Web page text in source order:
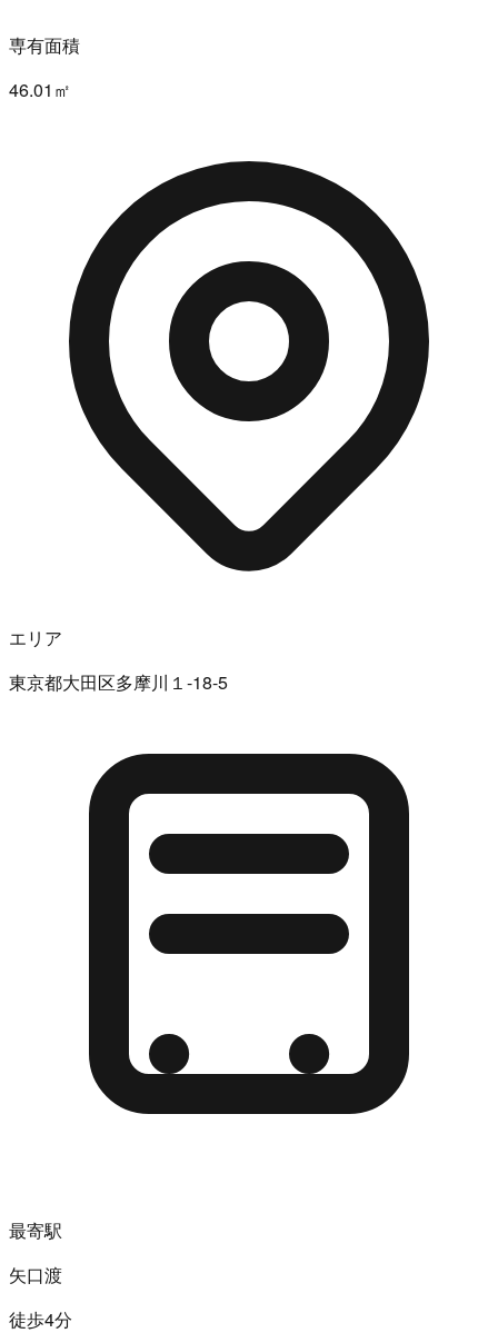
専有面積
46.01㎡
エリア
東京都大田区多摩川１-18-5
最寄駅
矢口渡
徒歩4分